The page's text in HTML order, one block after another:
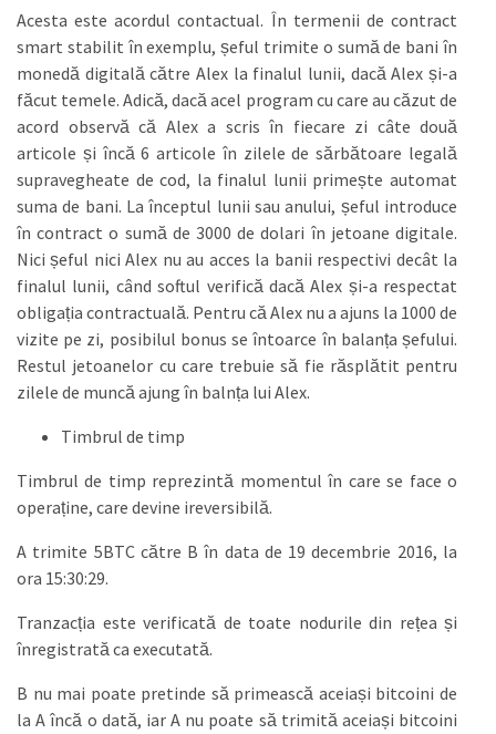
Acesta este acordul contactual. În termenii de contract
smart stabilit în exemplu, șeful trimite o sumă de bani în
monedă digitală către Alex la finalul lunii, dacă Alex și-a
făcut temele. Adică, dacă acel program cu care au căzut de
acord observă că Alex a scris în fiecare zi câte două
articole și încă 6 articole în zilele de sărbătoare legală
supravegheate de cod, la finalul lunii primește automat
suma de bani. La începtul lunii sau anului, șeful introduce
în contract o sumă de 3000 de dolari în jetoane digitale.
Nici șeful nici Alex nu au acces la banii respectivi decât la
finalul lunii, când softul verifică dacă Alex și-a respectat
obligația contractuală. Pentru că Alex nu a ajuns la 1000 de
vizite pe zi, posibilul bonus se întoarce în balanța șefului.
Restul jetoanelor cu care trebuie să fie răsplătit pentru
zilele de muncă ajung în balnța lui Alex.
Timbrul de timp
Timbrul de timp reprezintă momentul în care se face o
operaține, care devine ireversibilă.
A trimite 5BTC către B în data de 19 decembrie 2016, la
ora 15:30:29.
Tranzacția este verificată de toate nodurile din rețea și
înregistrată ca executată.
B nu mai poate pretinde să primească aceiași bitcoini de
la A încă o dată, iar A nu poate să trimită aceiași bitcoini